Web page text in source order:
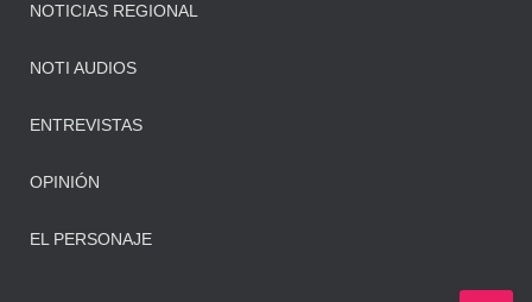
NOTICIAS REGIONAL
NOTI AUDIOS
ENTREVISTAS
OPINIÓN
EL PERSONAJE